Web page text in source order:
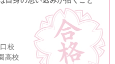
校
高校